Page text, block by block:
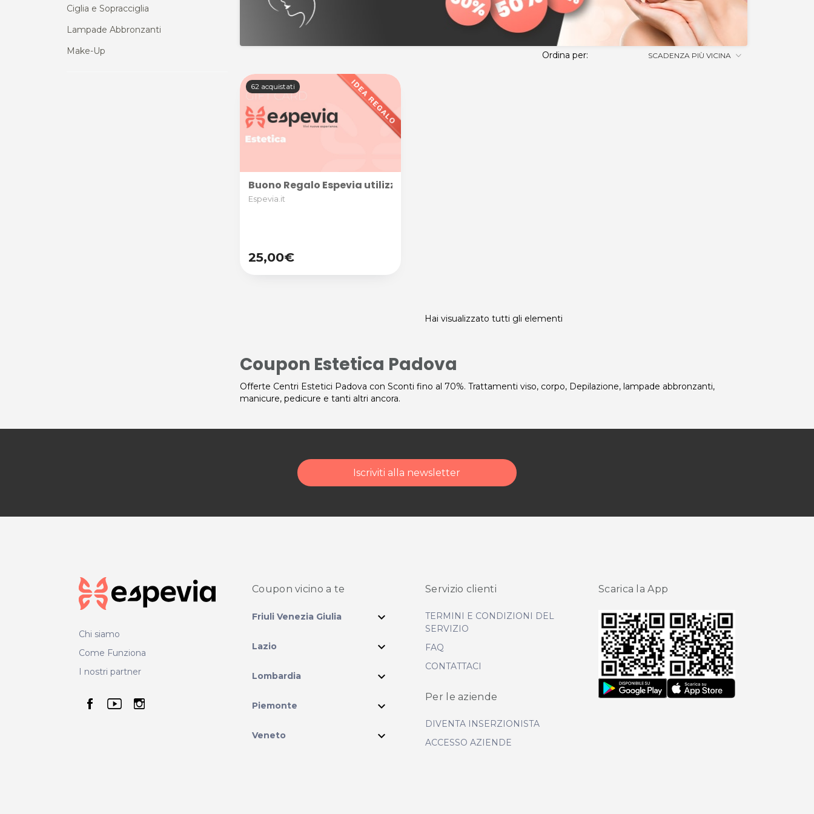
Ciglia e Sopracciglia
Lampade Abbronzanti
Make-Up
Ordina per: SCADENZA PIÙ VICINA
62 acquistati
Buono Regalo Espevia utilizzabile nella categoria ESTETICA, disponibile in diversi tagli, perfetto per i tuoi
Espevia.it
25,00€
Hai visualizzato tutti gli elementi
Coupon Estetica Padova
Offerte Centri Estetici Padova con Sconti fino al 70%. Trattamenti viso, corpo, Depilazione, lampade abbronzanti,
manicure, pedicure e tanti altri ancora.
Iscriviti alla newsletter
Chi siamo
Come Funziona
I nostri partner
seguici su facebook
seguici su youtube
seguici su instagram
Coupon vicino a te
Friuli Venezia Giulia expand_more
Lazio expand_more
Lombardia expand_more
Piemonte expand_more
Veneto expand_more
Servizio clienti
TERMINI E CONDIZIONI DEL
SERVIZIO
FAQ
CONTATTACI
Per le aziende
DIVENTA INSERZIONISTA
ACCESSO AZIENDE
Scarica la App